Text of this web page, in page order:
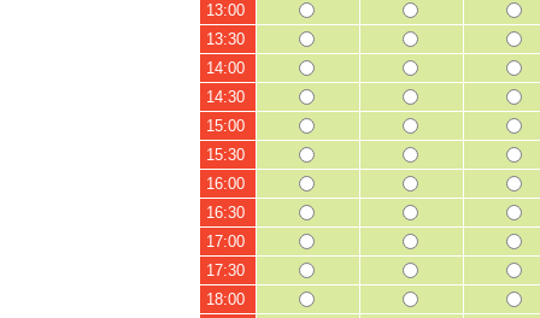
13:00
13:30
14:00
14:30
15:00
15:30
16:00
16:30
17:00
17:30
18:00